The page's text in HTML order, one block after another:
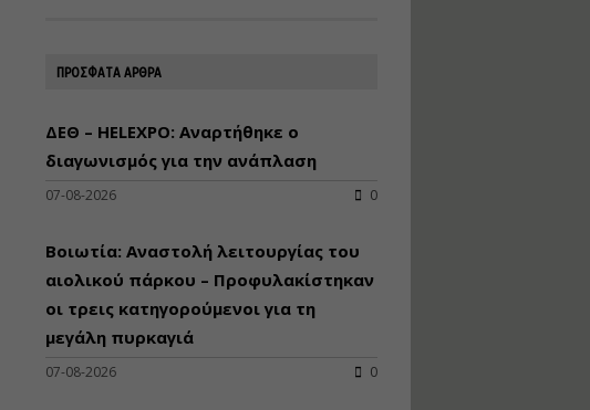
ΠΡΟΣΦΑΤΑ ΑΡΘΡΑ
ΔΕΘ – HELEXPO: Αναρτήθηκε ο
διαγωνισμός για την ανάπλαση
07-08-2026 0
Βοιωτία: Αναστολή λειτουργίας του
αιολικού πάρκου – Προφυλακίστηκαν
οι τρεις κατηγορούμενοι για τη
μεγάλη πυρκαγιά
07-08-2026 0
υδατοδεξαμενής
Εισηγητής: Χρήστος Ροδόπουλος
Τιμή από: €230.00
Διάρκεια: 14 ώρες
Διαδικασία